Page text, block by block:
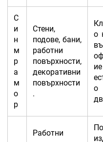
С
и
н
м
р
а
м
о
р
Стени,
подове, бани,
работни
повърхности,
декоративни
повърхности
.
о
о
Работни